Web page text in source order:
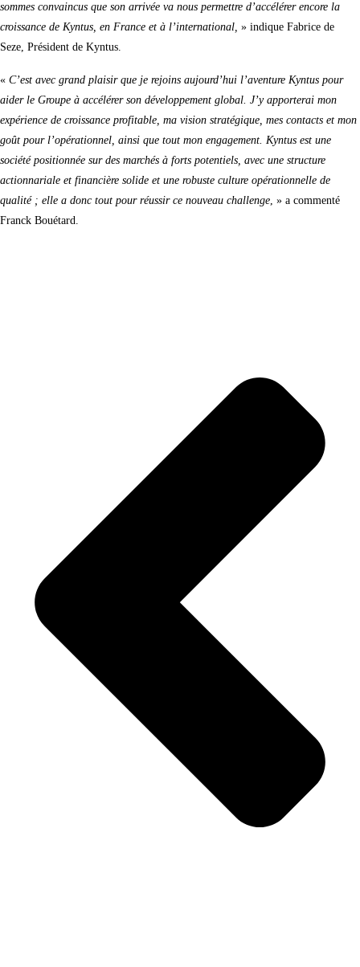
sommes convaincus que son arrivée va nous permettre d’accélérer encore la
croissance de Kyntus, en France et à l’international, » indique Fabrice de
Seze, Président de Kyntus.
« C’est avec grand plaisir que je rejoins aujourd’hui l’aventure Kyntus pour
aider le Groupe à accélérer son développement global. J’y apporterai mon
expérience de croissance profitable, ma vision stratégique, mes contacts et mon
goût pour l’opérationnel, ainsi que tout mon engagement. Kyntus est une
société positionnée sur des marchés à forts potentiels, avec une structure
actionnariale et financière solide et une robuste culture opérationnelle de
qualité ; elle a donc tout pour réussir ce nouveau challenge , » a commenté
Franck Bouétard.